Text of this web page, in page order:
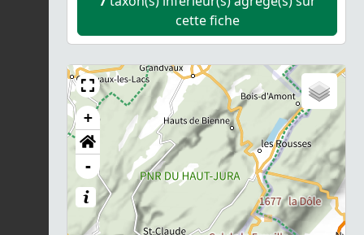
cette fiche
+
-